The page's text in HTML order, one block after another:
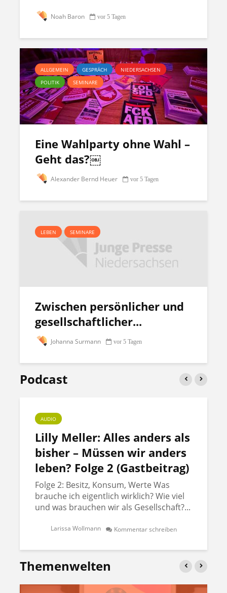
Noah Baron vor 5 Tagen
ALLGEMEIN GESPRÄCH
NIEDERSACHSEN
POLITIK
SEMINARE
Eine Wahlparty ohne Wahl –
Geht das?￼
Alexander Bernd Heuer vor 5 Tagen
LEBEN SEMINARE
Zwischen persönlicher und
gesellschaftlicher...
Johanna Surmann vor 5 Tagen
Podcast
AUDIO
Lilly Meller: Alles anders als
bisher – Müssen wir anders
leben? Folge 2 (Gastbeitrag)
Folge 2: Besitz, Konsum, Werte Was
brauche ich eigentlich wirklich? Wie viel
und was brauchen wir als Gesellschaft?...
Larissa Wollmann Kommentar schreiben
Themenwelten